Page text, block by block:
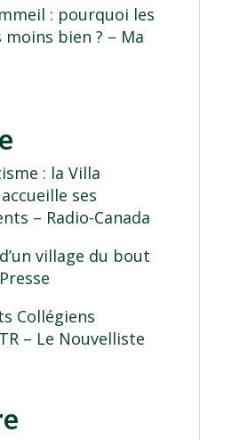
: pourquoi les
bien ? – Ma
: la Villa
ses
– Radio-Canada
village du bout
Collégiens
– Le Nouvelliste